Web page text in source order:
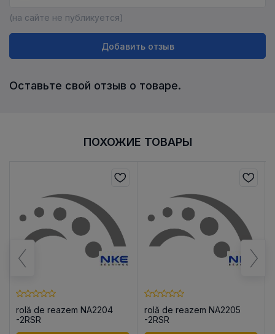
(на сайте не публикуется)
Добавить отзыв
Оставьте свой отзыв о товаре.
ПОХОЖИЕ ТОВАРЫ
rolă de reazem NA2204
-2RSR
rolă de reazem NA2205
-2RSR